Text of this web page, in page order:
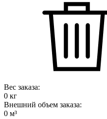
Вес заказа:
0 кг
Внешний объем заказа:
0 м³